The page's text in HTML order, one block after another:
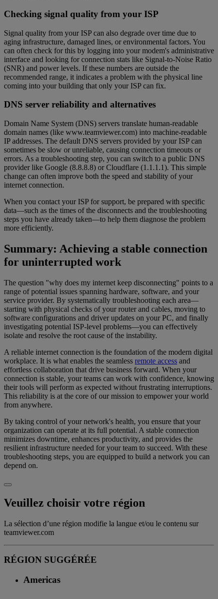
Checking signal quality from your ISP
Signal quality from your ISP can also degrade over time due to
aging infrastructure, damaged lines, or environmental factors. You
can often check for this by logging into your modem's administrative
interface and looking for connection stats like Signal-to-Noise Ratio
(SNR) and power levels. If these numbers are outside the
recommended range, it indicates a problem with the physical line
coming into your building that only your ISP can fix.
DNS server reliability and alternatives
Domain Name System (DNS) servers translate human-readable
domain names (like www.teamviewer.com) into machine-readable
IP addresses. The default DNS servers provided by your ISP can
sometimes be slow or unreliable, causing connection timeouts or
errors. As a troubleshooting step, you can switch to a public DNS
provider like Google (8.8.8.8) or Cloudflare (1.1.1.1). This simple
change can often improve both the speed and stability of your
internet connection.
When you contact your ISP for support, be prepared with specific
data—such as the times of the disconnects and the troubleshooting
steps you have already taken—to help them diagnose the problem
more efficiently.
Summary: Achieving a stable connection
for uninterrupted work
The question "why does my internet keep disconnecting" points to a
range of potential issues spanning hardware, software, and your
service provider. By systematically troubleshooting each area—
starting with physical checks of your router and cables, moving to
software configurations and driver updates on your PC, and finally
investigating potential ISP-level problems—you can effectively
isolate and resolve the root cause of the instability.
A reliable internet connection is the foundation of the modern digital
workplace. It is what enables the seamless remote access and
effortless collaboration that drive business forward. When your
connection is stable, your teams can work with confidence, knowing
their tools will perform as expected without frustrating interruptions.
This reliability is at the core of our mission to empower your world
from anywhere.
By taking control of your network's health, you ensure that your
organization can operate at its full potential. A stable connection
minimizes downtime, enhances productivity, and provides the
resilient infrastructure needed for your team to succeed. With these
troubleshooting steps, you are equipped to build a network you can
depend on.
Veuillez choisir votre région
La sélection d’une région modifie la langue et/ou le contenu sur
teamviewer.com
RÉGION SUGGÉRÉE
Americas